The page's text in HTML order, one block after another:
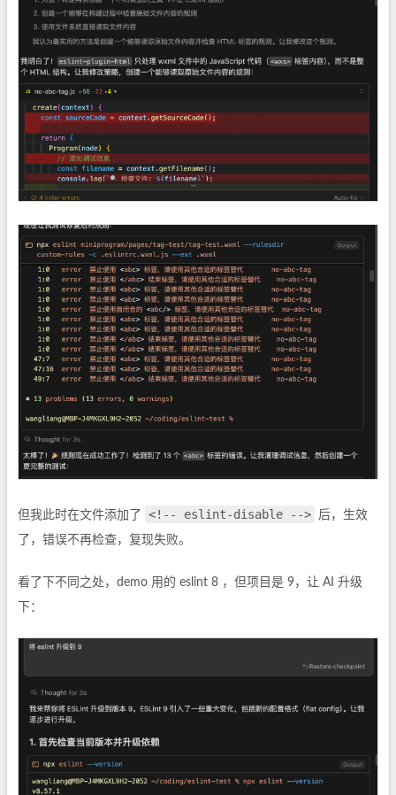
但我此时在文件添加了 <!-- eslint-disable -->
后，生效
了，错误不再检查，复现失败。
看了下不同之处，demo 用的 eslint 8 ，但项目是 9，让 AI 升级
下：